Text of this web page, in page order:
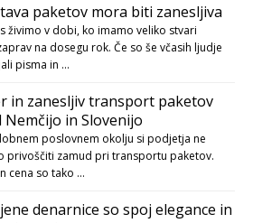
paketov mora biti zanesljiva
živimo v dobi, ko imamo veliko stvari
na dosegu rok. Če so še včasih ljudje
pisma in …
in zanesljiv transport paketov
Nemčijo in Slovenijo
poslovnem okolju si podjetja ne
privoščiti zamud pri transportu paketov.
cena so tako …
denarnice so spoj elegance in